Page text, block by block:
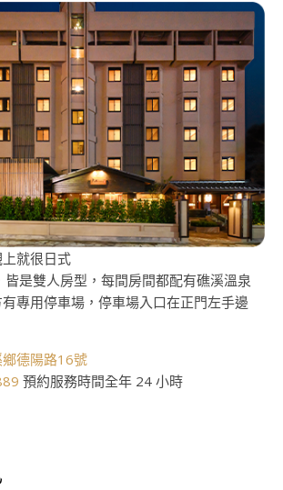
就很日式
是雙人房型，每間房間都配有礁溪溫泉
專用停車場，停車場入口在正門左手邊
德陽路16號
預約服務時間全年 24 小時